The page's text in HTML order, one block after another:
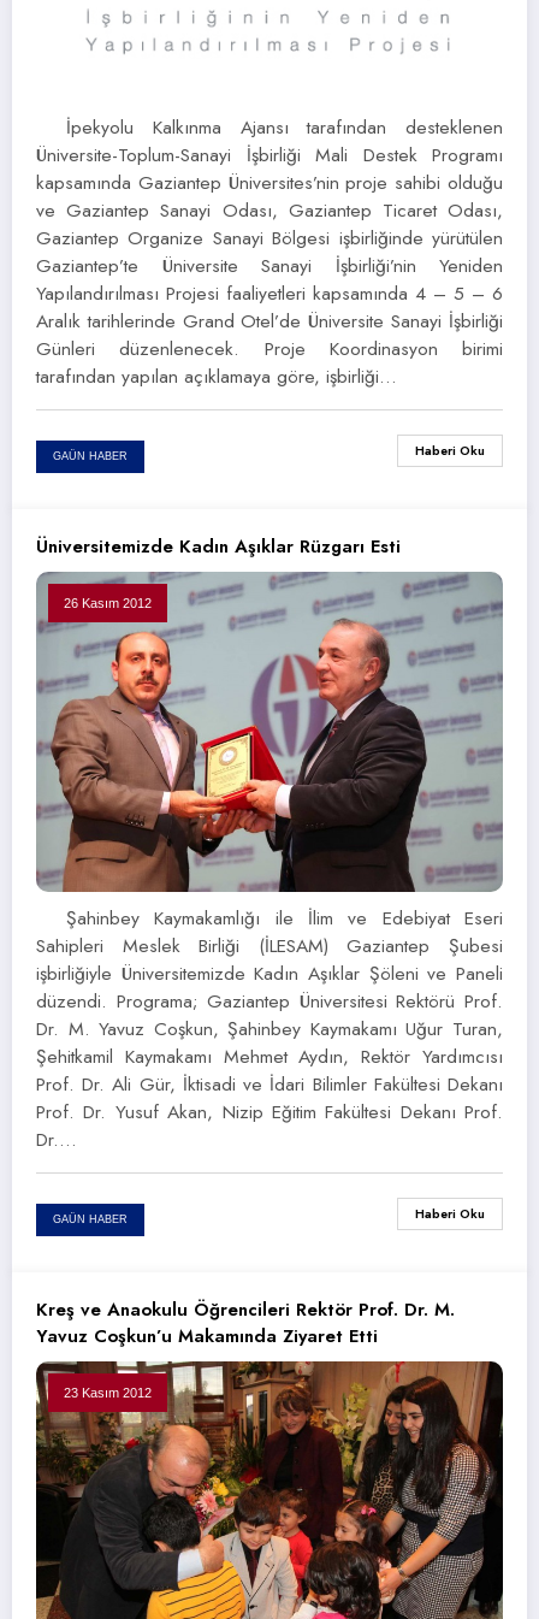
İpekyolu Kalkınma Ajansı tarafından desteklenen
Üniversite-Toplum-Sanayi İşbirliği Mali Destek Programı
kapsamında Gaziantep Üniversites’nin proje sahibi olduğu
ve Gaziantep Sanayi Odası, Gaziantep Ticaret Odası,
Gaziantep Organize Sanayi Bölgesi işbirliğinde yürütülen
Gaziantep’te Üniversite Sanayi İşbirliği’nin Yeniden
Yapılandırılması Projesi faaliyetleri kapsamında 4 – 5 – 6
Aralık tarihlerinde Grand Otel’de Üniversite Sanayi İşbirliği
Günleri düzenlenecek. Proje Koordinasyon birimi
tarafından yapılan açıklamaya göre, işbirliği…
GAÜN HABER Haberi Oku
Üniversitemizde Kadın Aşıklar Rüzgarı Esti
26 Kasım 2012
Şahinbey Kaymakamlığı ile İlim ve Edebiyat Eseri
Sahipleri Meslek Birliği (İLESAM) Gaziantep Şubesi
işbirliğiyle Üniversitemizde Kadın Aşıklar Şöleni ve Paneli
düzendi. Programa; Gaziantep Üniversitesi Rektörü Prof.
Dr. M. Yavuz Coşkun, Şahinbey Kaymakamı Uğur Turan,
Şehitkamil Kaymakamı Mehmet Aydın, Rektör Yardımcısı
Prof. Dr. Ali Gür, İktisadi ve İdari Bilimler Fakültesi Dekanı
Prof. Dr. Yusuf Akan, Nizip Eğitim Fakültesi Dekanı Prof.
Dr.…
GAÜN HABER Haberi Oku
Kreş ve Anaokulu Öğrencileri Rektör Prof. Dr. M.
Yavuz Coşkun’u Makamında Ziyaret Etti
23 Kasım 2012